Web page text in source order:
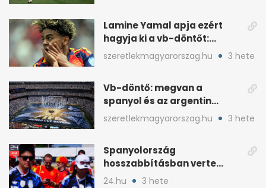
Lamine Yamal apja ezért
hagyja ki a vb-döntőt:
otthonról szurkol
szeretlekmagyarorszag.hu 3 hete
Vb-döntő: megvan a
spanyol és az argentin
kezdő, Montiel bekerült
szeretlekmagyarorszag.hu 3 hete
Spanyolország
hosszabbításban verte
Argentínát: Ferran Torres
24.hu 3 hete